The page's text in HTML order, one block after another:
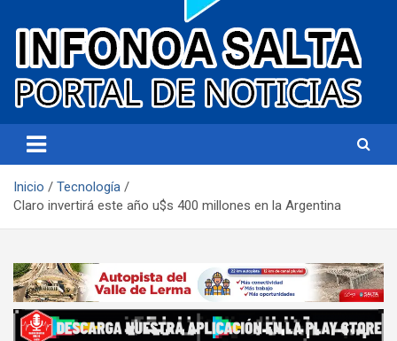
Infonoa Salta
Inicio
Tecnología
Claro invertirá este año u$s 400 millones en la Argentina